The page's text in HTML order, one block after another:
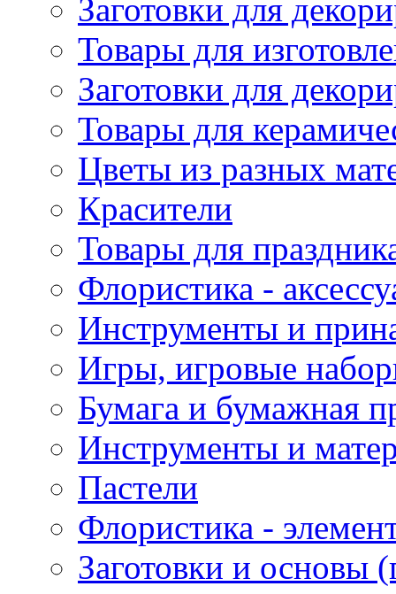
Заготовки для
Товары для
Заготовки для
Товары для
Цветы из разных
Красители
Товары для
Флористика -
Инструменты и
Игры, игровые
Бумага и бумажная
Инструменты и
Пастели
Флористика -
Заготовки и основы